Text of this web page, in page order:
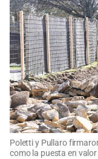
Poletti y Pullaro
como la puesta en valor